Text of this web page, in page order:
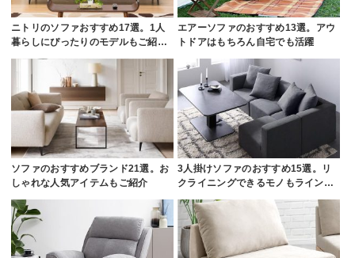
ニトリのソファおすすめ17選。1人
暮らしにぴったりのモデルもご紹…
エアーソファのおすすめ13選。アウ
トドアはもちろん自宅でも活躍
ソファのおすすめブランド21選。お
しゃれな人気アイテムもご紹介
3人掛けソファのおすすめ15選。リ
クライニングできるモノもライン…